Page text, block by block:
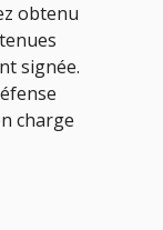
obtenu
signée.
charge